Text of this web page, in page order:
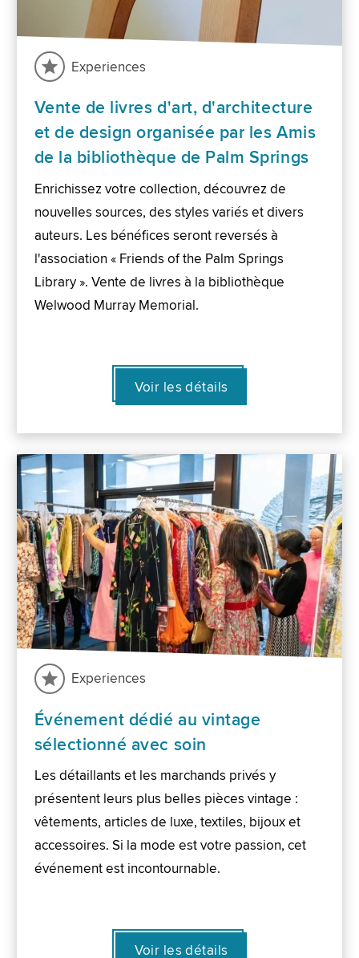
Experiences
Vente de livres d'art, d'architecture
et de design organisée par les Amis
de la bibliothèque de Palm Springs
Enrichissez votre collection, découvrez de
nouvelles sources, des styles variés et divers
auteurs. Les bénéfices seront reversés à
l'association « Friends of the Palm Springs
Library ». Vente de livres à la bibliothèque
Welwood Murray Memorial.
Voir les détails
Experiences
Événement dédié au vintage
sélectionné avec soin
Les détaillants et les marchands privés y
présentent leurs plus belles pièces vintage :
vêtements, articles de luxe, textiles, bijoux et
accessoires. Si la mode est votre passion, cet
événement est incontournable.
Voir les détails